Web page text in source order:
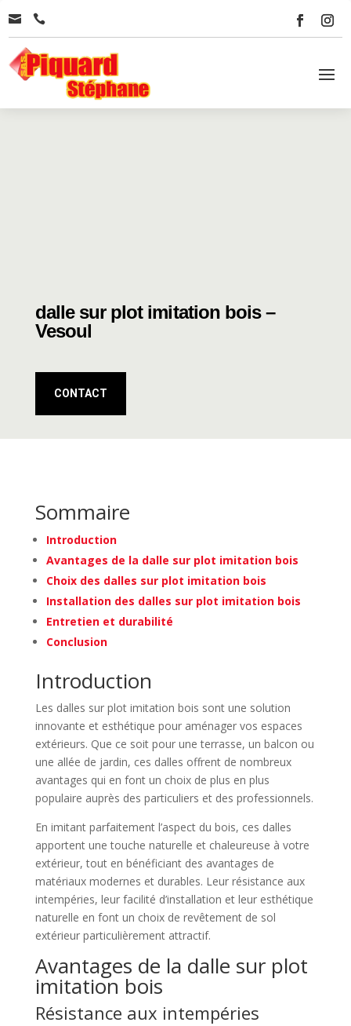
 
dalle sur plot imitation bois –
Vesoul
CONTACT
Sommaire
Introduction
Avantages de la dalle sur plot imitation bois
Choix des dalles sur plot imitation bois
Installation des dalles sur plot imitation bois
Entretien et durabilité
Conclusion
Introduction
Les dalles sur plot imitation bois sont une solution
innovante et esthétique pour aménager vos espaces
extérieurs. Que ce soit pour une terrasse, un balcon ou
une allée de jardin, ces dalles offrent de nombreux
avantages qui en font un choix de plus en plus
populaire auprès des particuliers et des professionnels.
En imitant parfaitement l’aspect du bois, ces dalles
apportent une touche naturelle et chaleureuse à votre
extérieur, tout en bénéficiant des avantages de
matériaux modernes et durables. Leur résistance aux
intempéries, leur facilité d’installation et leur esthétique
naturelle en font un choix de revêtement de sol
extérieur particulièrement attractif.
Avantages de la dalle sur plot
imitation bois
Résistance aux intempéries